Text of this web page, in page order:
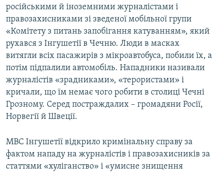
російськими й іноземними журналістами і
правозахисниками зі зведеної мобільної групи
«Комітету з питань запобігання катуванням», який
рухався з Інгушетії в Чечню. Люди в масках
витягли всіх пасажирів з мікроавтобуса, побили їх, а
потім підпалили автомобіль. Нападники називали
журналістів «зрадниками», «терористами» і
кричали, що їм немає чого робити в столиці Чечні
Грозному. Серед постраждалих – громадяни Росії,
Норвегії й Швеції.
МВС Інгушетії відкрило кримінальну справу за
фактом нападу на журналістів і правозахисників за
статтями «хуліганство» і «умисне знищення